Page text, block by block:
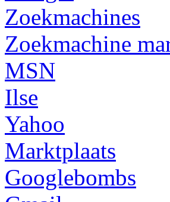
Zoekmachines
Zoekmachine
MSN
Ilse
Yahoo
Marktplaats
Googlebombs